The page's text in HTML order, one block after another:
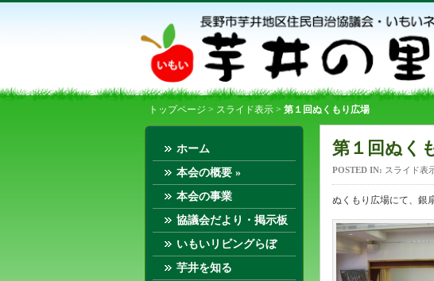
トップページ > スライド表示 > 第１回ぬくもり広場
ホーム
本会の概要 »
本会の事業
協議会だより・掲示板
いもいリビングらぼ
芋井を知る
第１回ぬく
POSTED IN: スライド表
ぬくもり広場にて、銀